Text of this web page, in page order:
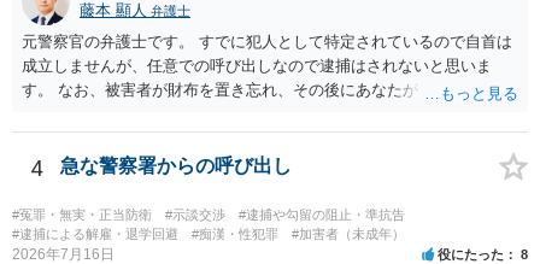
藤本 顯人 弁護士
元警察官の弁護士です。 すでに犯人として特定されているので自首は
成立しませんが、任意での呼び出しなので逮捕はされないと思いま
す。 なお、被害者が財布を置き忘れ、その後にあなたがトイレに入
と言い逃れはかなり厳しいものと思います。
4 急な警察署からの呼び出し
#冤罪・無実・正当防衛 #示談交渉
#逮捕や勾留の阻止・準抗告
#逮捕による解雇・退学回避
#痴漢・性犯罪 #加害者（未成年）
2026年7月16日 役にたった 8